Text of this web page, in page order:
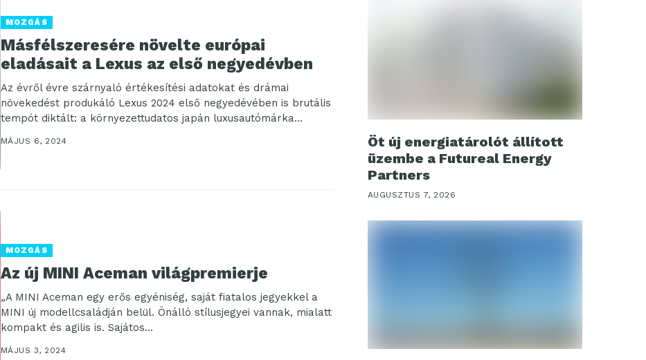
MOZGÁS
Másfélszeresére növelte európai
eladásait a Lexus az első negyedévben
Az évről évre szárnyaló értékesítési adatokat és drámai
növekedést produkáló Lexus 2024 első negyedévében is brutális
tempót diktált: a környezettudatos japán luxusautómárka
világszinten...
MÁJUS 6, 2024
MOZGÁS
Az új MINI Aceman világpremierje
„A MINI Aceman egy erős egyéniség, saját fiatalos jegyekkel a
MINI új modellcsaládján belül. Önálló stílusjegyei vannak, mialatt
kompakt és agilis is. Sajátos...
MÁJUS 3, 2024
Öt új energiatárolót állított
üzembe a Futureal Energy
Partners
AUGUSZTUS 7, 2026